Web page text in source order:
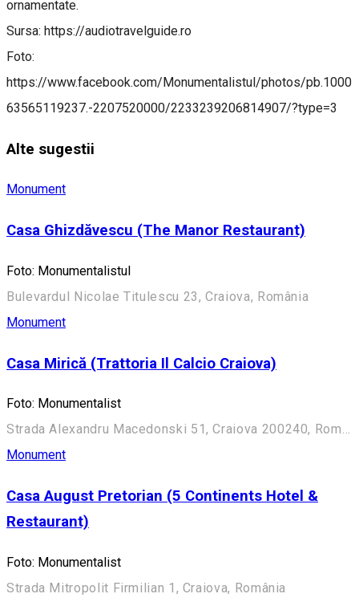
ornamentate.
Sursa: https://audiotravelguide.ro
Foto:
https://www.facebook.com/Monumentalistul/photos/pb.1000
63565119237.-2207520000/2233239206814907/?type=3
Alte sugestii
Monument
Casa Ghizdăvescu (The Manor Restaurant)
Foto: Monumentalistul
Bulevardul Nicolae Titulescu 23, Craiova, România
Monument
Casa Mirică (Trattoria Il Calcio Craiova)
Foto: Monumentalist
Strada Alexandru Macedonski 51, Craiova 200240, România
Monument
Casa August Pretorian (5 Continents Hotel &
Restaurant)
Foto: Monumentalist
Strada Mitropolit Firmilian 1, Craiova, România